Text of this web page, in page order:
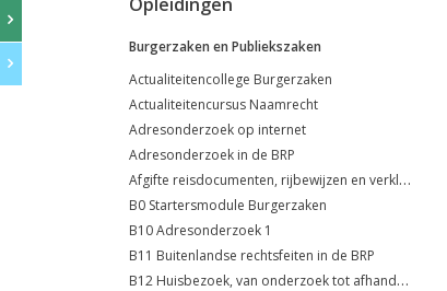
Burgerzaken en Publiekszaken
Actualiteitencollege Burgerzaken
Actualiteitencursus Naamrecht
Adresonderzoek op internet
Adresonderzoek in de BRP
Afgifte reisdocumenten, rijbewijzen en verklaringen (VOG's)
B0 Startersmodule Burgerzaken
B10 Adresonderzoek 1
B11 Buitenlandse rechtsfeiten in de BRP
B12 Huisbezoek, van onderzoek tot afhandeling